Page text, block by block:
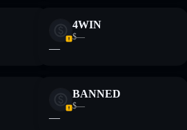
4WIN
$—
—
BANNED
$—
—